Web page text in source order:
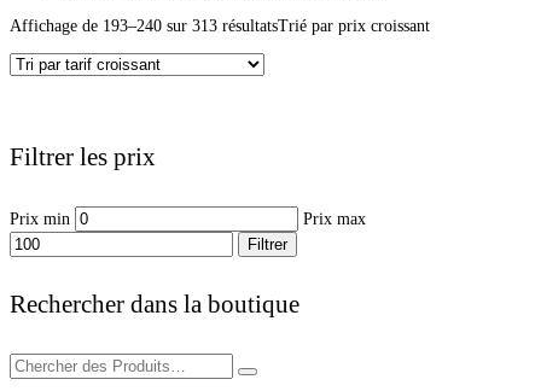
Affichage de 193–240 sur 313 résultatsTrié par prix croissant
Filtrer les prix
Prix min
Prix max
Filtrer
Rechercher dans la boutique